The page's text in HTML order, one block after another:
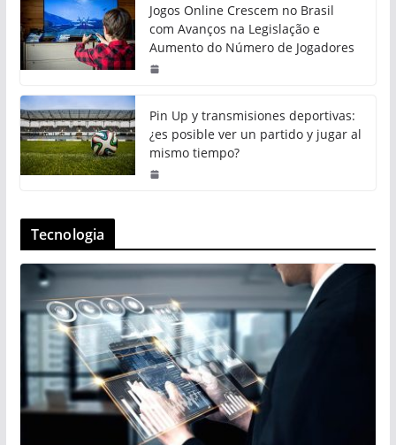
Jogos Online Crescem no Brasil
com Avanços na Legislação e
Aumento do Número de Jogadores
Pin Up y transmisiones deportivas:
¿es posible ver un partido y jugar al
mismo tiempo?
Tecnologia